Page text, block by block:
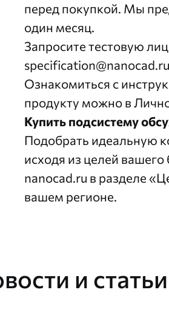
перед покупкой. Мы
один месяц.
Запросите тестовую
specification@nanocad.ru
Ознакомиться с
продукту можно в
Купить подсистему
Подобрать идеальную
исходя из целей
nanocad.ru в разделе
вашем регионе.
и статьи